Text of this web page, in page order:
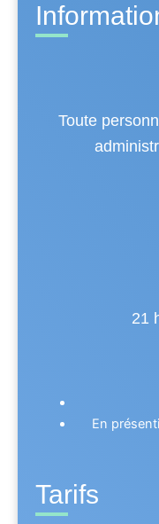
Toute
21
En
Tarifs